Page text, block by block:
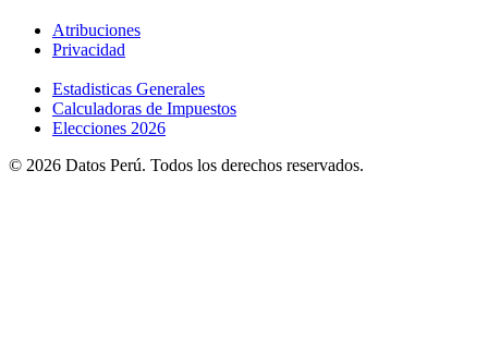
Atribuciones
Privacidad
Estadisticas Generales
Calculadoras de Impuestos
Elecciones 2026
© 2026 Datos Perú. Todos los derechos reservados.